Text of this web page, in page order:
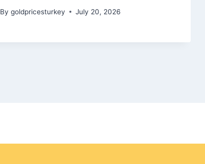
By goldpricesturkey July 20, 2026